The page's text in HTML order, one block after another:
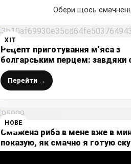
Обери щось
ХІТ
Рецепт приготування м’яса з
болгарським перцем: завдяки
соусу виходить дуже ніжним,
смачним
Перейти →
НОВЕ
Смажена риба в мене вже в
показую, як смачно я готую
яка тане в роті навіть разом із